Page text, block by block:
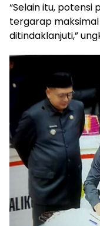
“Selain itu, potensi
tergarap
ditindaklanjuti,”